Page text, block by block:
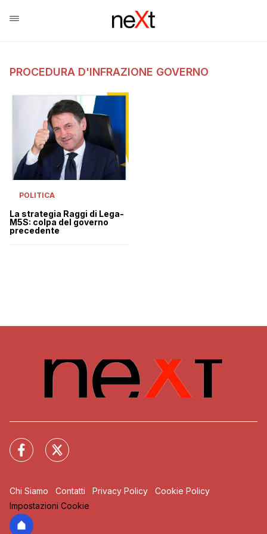
PROCEDURA D'INFRAZIONE GOVERNO
POLITICA
La strategia Raggi di Lega-
M5S: colpa del governo
precedente
Chi Siamo Contatti Privacy Policy
Cookie Policy
Impostazioni Cookie